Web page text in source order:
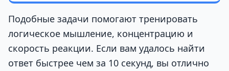
Подобные задачи помогают тренировать
логическое мышление, концентрацию и
скорость реакции. Если вам удалось найти
ответ быстрее чем за 10 секунд, вы отлично